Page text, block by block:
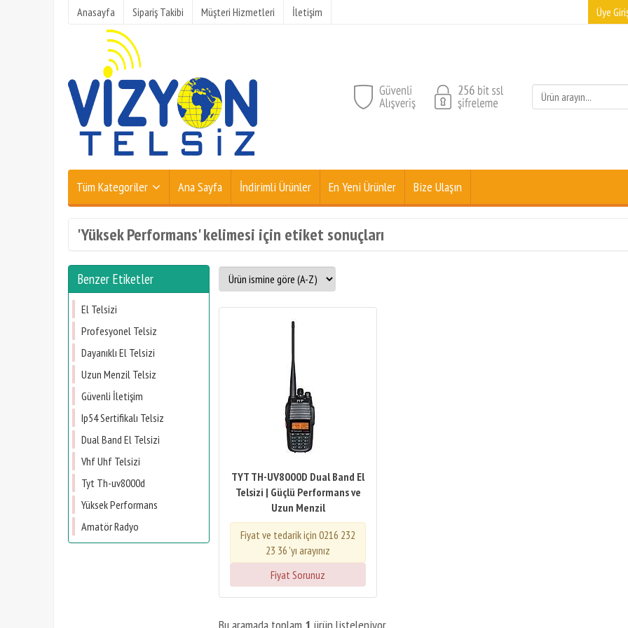
Anasayfa Sipariş Takibi Müşteri Hizmetleri İletişim Üye
Tüm Kategoriler Ana Sayfa İndirimli Ürünler En Yeni Ürünler Bize Ulaşın
'Yüksek Performans' kelimesi için etiket sonuçları
Benzer Etiketler
El Telsizi
Profesyonel Telsiz
Dayanıklı El Telsizi
Uzun Menzil Telsiz
Güvenli İletişim
Ip54 Sertifikalı Telsiz
Dual Band El Telsizi
Vhf Uhf Telsizi
Tyt Th-uv8000d
Yüksek Performans
Amatör Radyo
TYT TH-UV8000D Dual Band El
Telsizi | Güçlü Performans ve
Uzun Menzil
Fiyat ve tedarik için 0216 232
23 36 'yı arayınız
Fiyat Sorunuz